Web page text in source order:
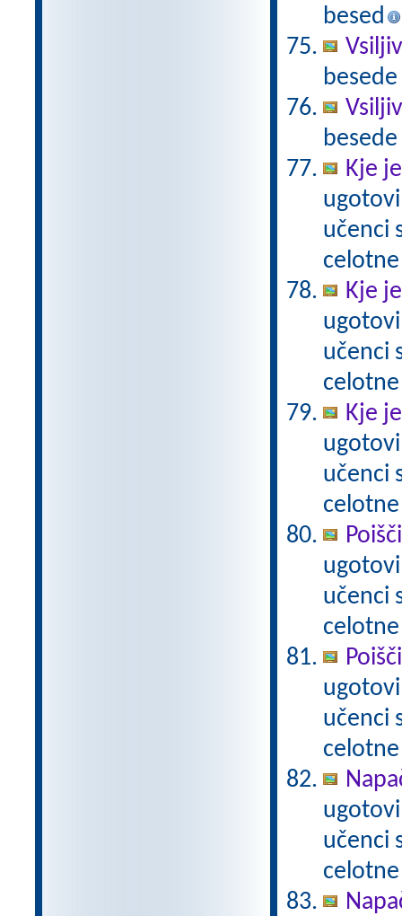
besed
Kje
učenci
Kje
učenci
Kje
učenci
učenci
učenci
učenci